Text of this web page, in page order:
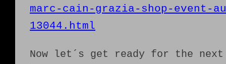
marc-cain-grazia-shop-event-
13044.html
Now let´s get ready for the